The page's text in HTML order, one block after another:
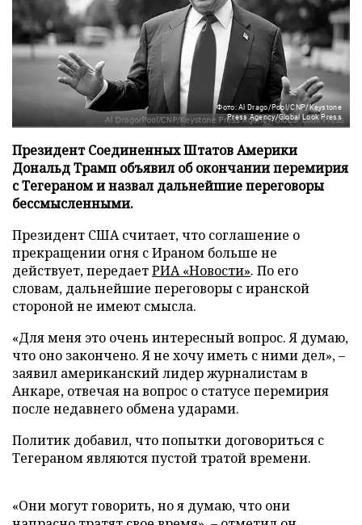
Фото: Al Drago/Pool/CNP/Keystone
Press Agency/Global Look Press
Президент Соединенных Штатов Америки
Дональд Трамп объявил об окончании перемирия
с Тегераном и назвал дальнейшие переговоры
бессмысленными.
Президент США считает, что соглашение о
прекращении огня с Ираном больше не
действует, передаетРИА «Новости». По его
словам, дальнейшие переговоры с иранской
стороной не имеют смысла.
«Для меня это очень интересный вопрос. Я думаю,
что оно закончено. Я не хочу иметь с ними дел», –
заявил американский лидер журналистам в
Анкаре, отвечая на вопрос о статусе перемирия
после недавнего обмена ударами.
Политик добавил, что попытки договориться с
Тегераном являются пустой тратой времени.
«Они могут говорить, но я думаю, что они